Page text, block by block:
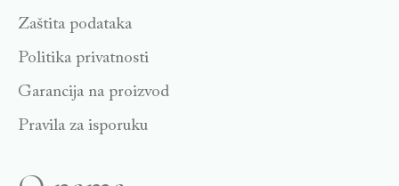
Zaštita podataka
Politika privatnosti
Garancija na proizvod
Pravila za isporuku